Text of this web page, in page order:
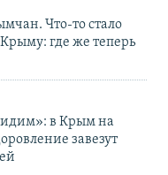
Что-то стало
где же теперь
в Крым на
завезут